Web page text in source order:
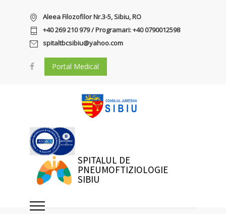
Aleea Filozofilor Nr.3-5, Sibiu, RO
+40 269 210 979 / Programari: +40 0790012598
spitaltbcsibiu@yahoo.com
Portal Medical
SPITALUL DE
PNEUMOFTIZIOLOGIE
SIBIU